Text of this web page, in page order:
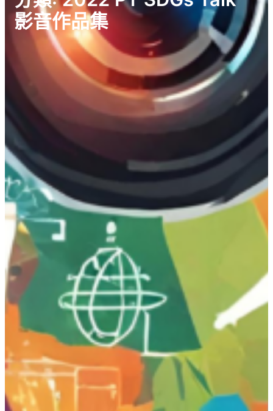
影音作品集